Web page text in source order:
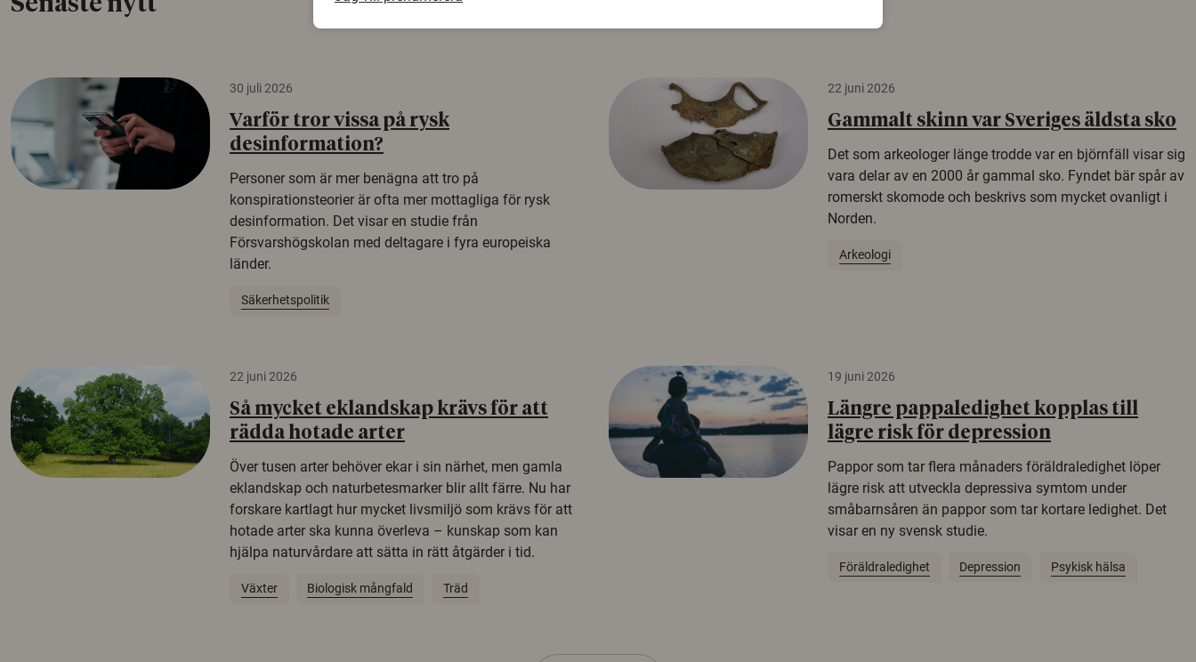
Senaste nytt
30 juli 2026
Varför tror vissa på rysk
desinformation?
Personer som är mer benägna att tro på
konspirationsteorier är ofta mer mottagliga för rysk
desinformation. Det visar en studie från
Försvarshögskolan med deltagare i fyra europeiska
länder.
Säkerhetspolitik
22 juni 2026
Gammalt skinn var Sveriges äldsta sko
Det som arkeologer länge trodde var en björnfäll visar sig
vara delar av en 2000 år gammal sko. Fyndet bär spår av
romerskt skomode och beskrivs som mycket ovanligt i
Norden.
Arkeologi
22 juni 2026
Så mycket eklandskap krävs för att
rädda hotade arter
Över tusen arter behöver ekar i sin närhet, men gamla
eklandskap och naturbetesmarker blir allt färre. Nu har
forskare kartlagt hur mycket livsmiljö som krävs för att
hotade arter ska kunna överleva – kunskap som kan
hjälpa naturvårdare att sätta in rätt åtgärder i tid.
Växter Biologisk mångfald Träd
19 juni 2026
Längre pappaledighet kopplas till
lägre risk för depression
Pappor som tar flera månaders föräldraledighet löper
lägre risk att utveckla depressiva symtom under
småbarnsåren än pappor som tar kortare ledighet. Det
visar en ny svensk studie.
Föräldraledighet Depression Psykisk hälsa